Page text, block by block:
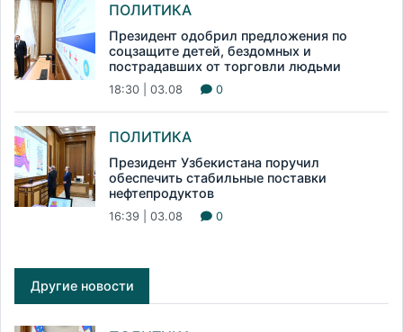
ПОЛИТИКА
Президент одобрил предложения по
соцзащите детей, бездомных и
пострадавших от торговли людьми
18:30 | 03.08 0
ПОЛИТИКА
Президент Узбекистана поручил
обеспечить стабильные поставки
нефтепродуктов
16:39 | 03.08 0
Другие новости